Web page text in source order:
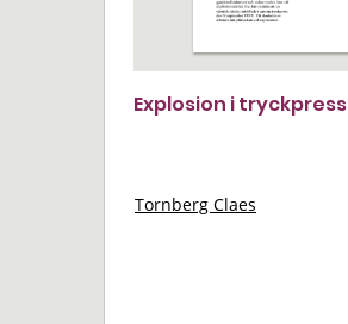
Explosion i tryckpress
Tornberg Claes